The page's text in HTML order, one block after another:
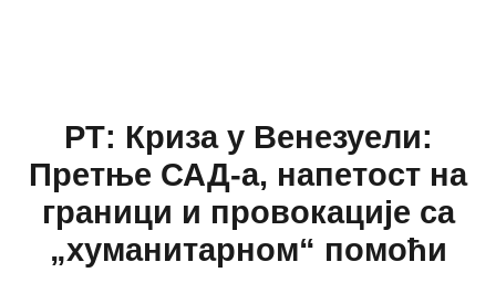
РТ: Криза у Венезуели:
Претње САД-а, напетост на
граници и провокације са
„хуманитарном“ помоћи